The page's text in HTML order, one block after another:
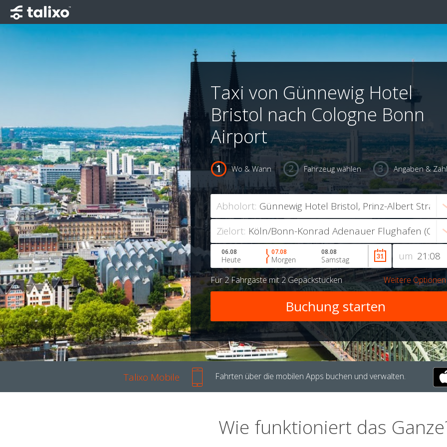
Taxi von Günnewig Hotel
Bristol nach Cologne Bonn
Airport
Wo & Wann Fahrzeug wählen Angaben &
Abholort:
Zielort:
um
06.08
Heute
07.08
Morgen
08.08
Samstag
Für2 Fahrgästemit2 Gepäckstücken Weitere Optionen
Talixo Mobile Fahrten über die mobilen Apps buchen und verwalten.
Wie funktioniert das